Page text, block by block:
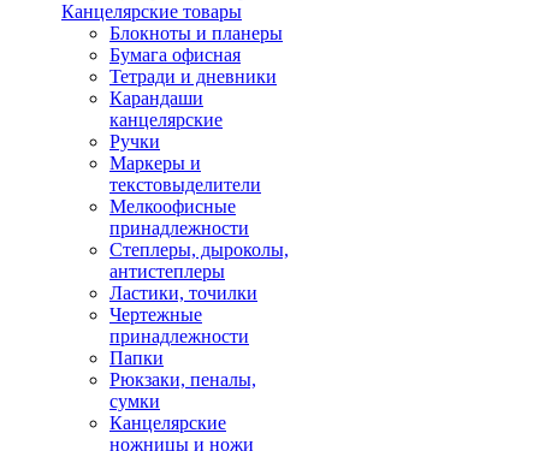
Канцелярские товары
Блокноты и планеры
Бумага офисная
Тетради и дневники
Карандаши
канцелярские
Ручки
Маркеры и
текстовыделители
Мелкоофисные
принадлежности
Степлеры, дыроколы,
антистеплеры
Ластики, точилки
Чертежные
принадлежности
Папки
Рюкзаки, пеналы,
сумки
Канцелярские
ножницы и ножи